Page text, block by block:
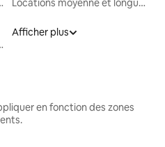
durée Locations moyenne et longue durée
durée
Afficher plus
en fonction des zones